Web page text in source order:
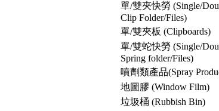
單/雙夾快勞 (Single/
Clip Folder/Files)
單/雙夾板 (Clipboards)
單/雙蛇快勞 (Single/
Spring folder/Files)
噴劑類產品(Spray
地圖膠 (Window Film)
垃圾桶 (Rubbish Bin)